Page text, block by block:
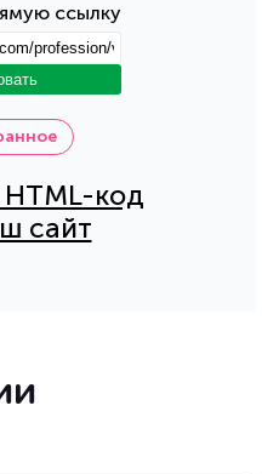
HTML-код
сайт
ссылку